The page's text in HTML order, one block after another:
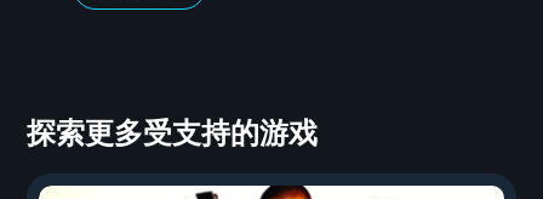
探索更多受支持的游戏